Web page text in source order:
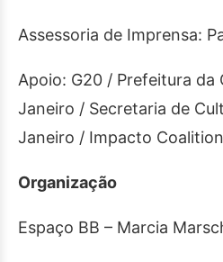
Assessoria de Imprensa:
Apoio: G20 / Prefeitura da
Janeiro / Secretaria de
Janeiro / Impacto Coalition
Organização
Espaço BB – Marcia